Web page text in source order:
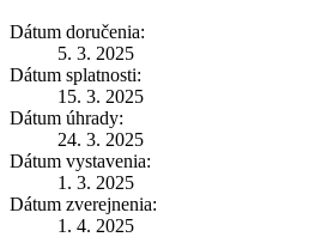
Dátum doručenia:
5. 3. 2025
Dátum splatnosti:
15. 3. 2025
Dátum úhrady:
24. 3. 2025
Dátum vystavenia:
1. 3. 2025
Dátum zverejnenia:
1. 4. 2025